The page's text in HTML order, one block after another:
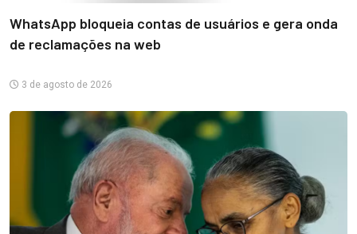
WhatsApp bloqueia contas de usuários e gera onda
de reclamações na web
3 de agosto de 2026